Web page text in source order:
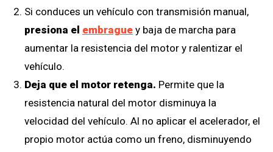
Si conduces un vehículo con transmisión manual,
presiona el embrague y baja de marcha para
aumentar la resistencia del motor y ralentizar el
vehículo.
Deja que el motor retenga. Permite que la
resistencia natural del motor disminuya la
velocidad del vehículo. Al no aplicar el acelerador, el
propio motor actúa como un freno, disminuyendo